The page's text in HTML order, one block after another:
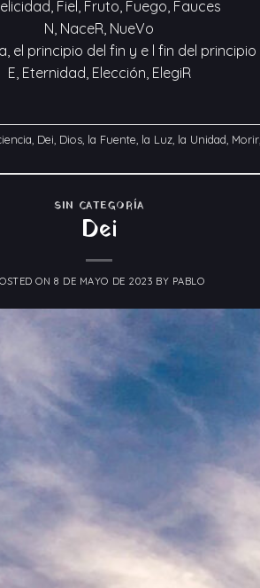
Fiel, Fruto, Fuego, Fauces
N, NaceR, NueVo
el principio del fin y e l fin del principio
E, Eternidad, Elección, ElegiR
Dei Dios, la Fuente la Luz, la Unidad Morir,
SIN CATEGORÍA
Dei
ON 8 DE MAYO DE 2023 BY PABLO